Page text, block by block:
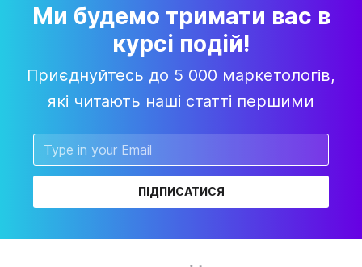
Ми будемо тримати вас в
курсі подій!
Приєднуйтесь до 5 000 маркетологів,
які читають наші статті першими
ПІДПИСАТИСЯ